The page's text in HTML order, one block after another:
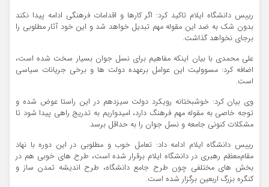
رییس دانشگاه ایلام تاکید کرد: اگر کارها و اقدامات فرهنگی ادامه پیدا نکند
بدون شک‌ به ضد این مقوله مهم تبدیل خواهد شد و این خود آثار مطلوبی را
برجای نخواهد گذاشت.
علی محمدی با بیان اینکه مفاهیم برای نسل جوان بسیار سخت شده است،
اضافه کرد: مسوولیت این عوامل برعهده دولت ها و برخی جریانات سیاسی
است.
وی بیان کرد: خوشبختانه رویکرد دولت سیزدهم در این راستا عوض شده و
توجه خاصی به مقوله مهم فرهنگ‌ دارد، امیدواریم به تدریج راهی پیدا شود تا
مشکلات کنونی جامعه و نسل جوان را به حداقل برسد.
رییس دانشگاه ایلام ادامه داد: تعامل خوب و مطلوبی در این دوره با نهاد
مقام‌معظم رهبری در دانشگاه ایلام برقرار شده است، طرح های خوبی هم در
بخش های مختلفی چون طرح‌ جامع دانشگاه، طرح اندیشه تمدن ساز و
کنگره بزرگ اربعین برگزار شده است.